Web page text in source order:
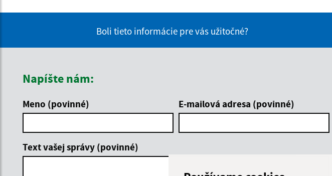
Boli tieto informácie pre vás užitočné?
Napíšte nám:
Meno (povinné) E-mailová adresa (povinné)
Text vašej správy (povinné)